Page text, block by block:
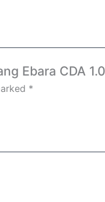
Ebara CDA
*